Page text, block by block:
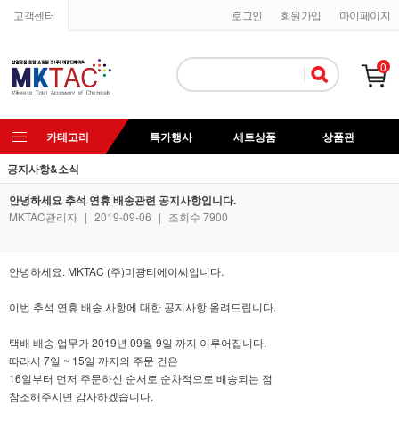
고객센터 마이페이지
회원가입
로그인
0
카테고리 특가행사 세트상품
상품관
공지사항&소식
안녕하세요 추석 연휴 배송관련 공지사항입니다.
MKTAC관리자 | 2019-09-06 | 조회수 7900
안녕하세요. MKTAC (주)미광티에이씨입니다.
이번 추석 연휴 배송 사항에 대한 공지사항 올려드립니다.
택배 배송 업무가 2019년 09월 9일 까지 이루어집니다.
따라서 7일 ~ 15일 까지의 주문 건은
16일부터 먼저 주문하신 순서로 순차적으로 배송되는 점
참조해주시면 감사하겠습니다.